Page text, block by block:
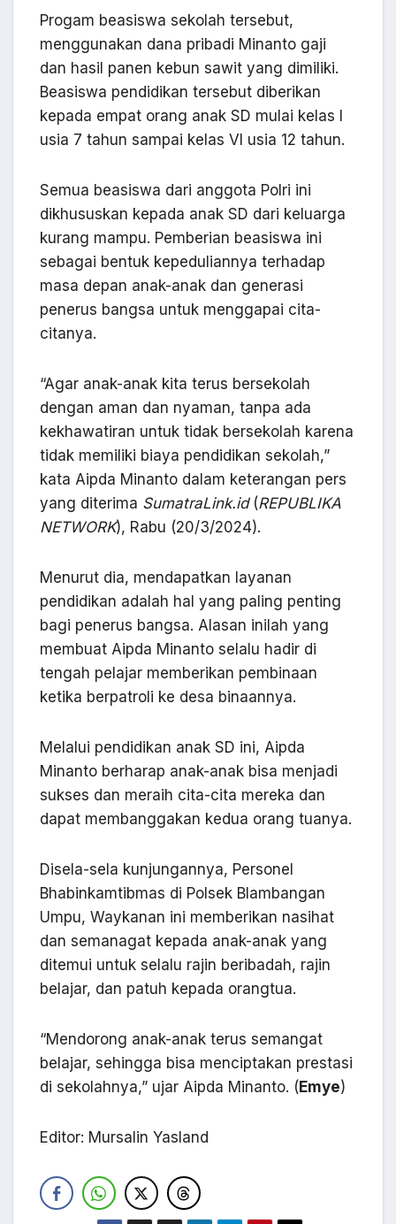
Progam beasiswa sekolah tersebut,
menggunakan dana pribadi Minanto gaji
dan hasil panen kebun sawit yang dimiliki.
Beasiswa pendidikan tersebut diberikan
kepada empat orang anak SD mulai kelas I
usia 7 tahun sampai kelas VI usia 12 tahun.
Semua beasiswa dari anggota Polri ini
dikhususkan kepada anak SD dari keluarga
kurang mampu. Pemberian beasiswa ini
sebagai bentuk kepeduliannya terhadap
masa depan anak-anak dan generasi
penerus bangsa untuk menggapai cita-
citanya.
“Agar anak-anak kita terus bersekolah
dengan aman dan nyaman, tanpa ada
kekhawatiran untuk tidak bersekolah karena
tidak memiliki biaya pendidikan sekolah,”
kata Aipda Minanto dalam keterangan pers
yang diterima SumatraLink.id(REPUBLIKA
NETWORK), Rabu (20/3/2024).
Menurut dia, mendapatkan layanan
pendidikan adalah hal yang paling penting
bagi penerus bangsa. Alasan inilah yang
membuat Aipda Minanto selalu hadir di
tengah pelajar memberikan pembinaan
ketika berpatroli ke desa binaannya.
Melalui pendidikan anak SD ini, Aipda
Minanto berharap anak-anak bisa menjadi
sukses dan meraih cita-cita mereka dan
dapat membanggakan kedua orang tuanya.
Disela-sela kunjungannya, Personel
Bhabinkamtibmas di Polsek Blambangan
Umpu, Waykanan ini memberikan nasihat
dan semanagat kepada anak-anak yang
ditemui untuk selalu rajin beribadah, rajin
belajar, dan patuh kepada orangtua.
“Mendorong anak-anak terus semangat
belajar, sehingga bisa menciptakan prestasi
di sekolahnya,” ujar Aipda Minanto. ( Emye)
Editor: Mursalin Yasland